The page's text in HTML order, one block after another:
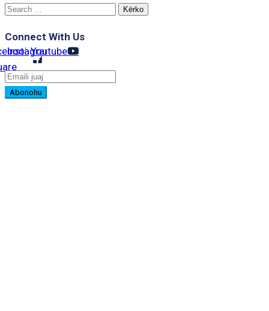
Search
Connect With Us
Instagram
Youtube